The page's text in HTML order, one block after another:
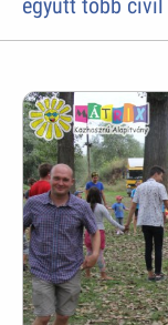
együtt több civil